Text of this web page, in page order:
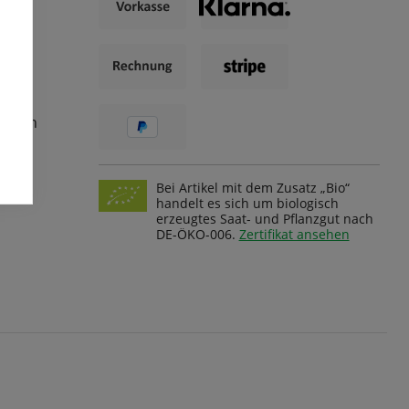
Bei Artikel mit dem Zusatz „Bio“
handelt es sich um biologisch
erzeugtes Saat- und Pflanzgut nach
DE-ÖKO-006. Zertifikat ansehen